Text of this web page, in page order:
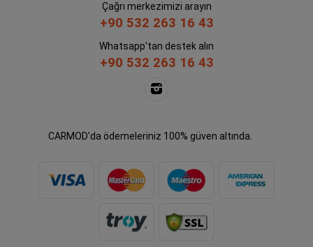
Çağrı merkezimizi arayın
+90 532 263 16 43
Whatsapp'tan destek alın
+90 532 263 16 43
CARMOD'da ödemeleriniz 100% güven altında.